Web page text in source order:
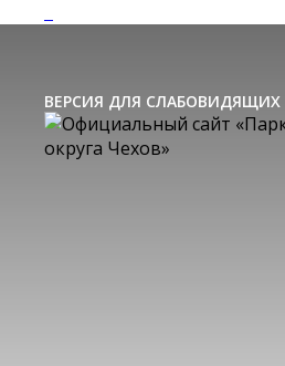
ВЕРСИЯ ДЛЯ СЛАБОВИДЯЩИХ